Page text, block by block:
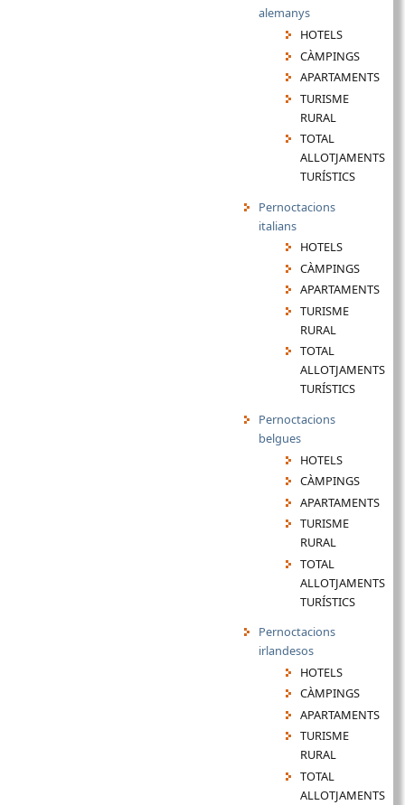
alemanys
HOTELS
CÀMPINGS
APARTAMENTS
TURISME
RURAL
TOTAL
ALLOTJAMENTS
TURÍSTICS
Pernoctacions
italians
HOTELS
CÀMPINGS
APARTAMENTS
TURISME
RURAL
TOTAL
ALLOTJAMENTS
TURÍSTICS
Pernoctacions
belgues
HOTELS
CÀMPINGS
APARTAMENTS
TURISME
RURAL
TOTAL
ALLOTJAMENTS
TURÍSTICS
Pernoctacions
irlandesos
HOTELS
CÀMPINGS
APARTAMENTS
TURISME
RURAL
TOTAL
ALLOTJAMENTS